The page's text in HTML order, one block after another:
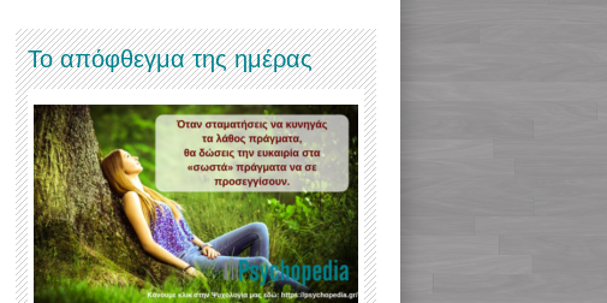
Το απόφθεγμα της ημέρας